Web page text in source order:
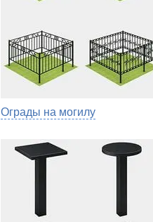
Ограды на могилу